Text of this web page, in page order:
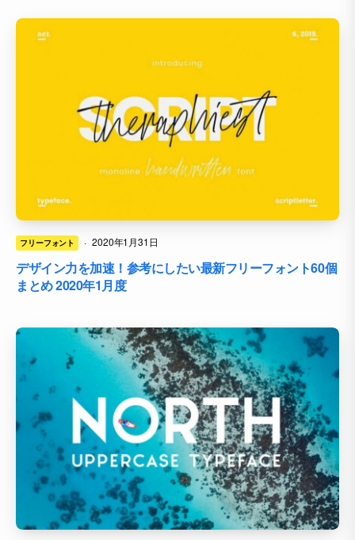
フリーフォント · 2020年1月31日
デザイン力を加速！参考にしたい最新フリーフォント60個
まとめ 2020年1月度